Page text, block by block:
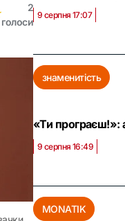
2
голоси
9 серпня 17:07
знаменитість
«Ти програєш!»:
9 серпня 16:49
MONATIK